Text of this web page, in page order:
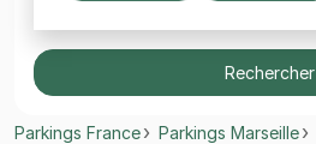
Rechercher
Parkings France Parkings Marseille